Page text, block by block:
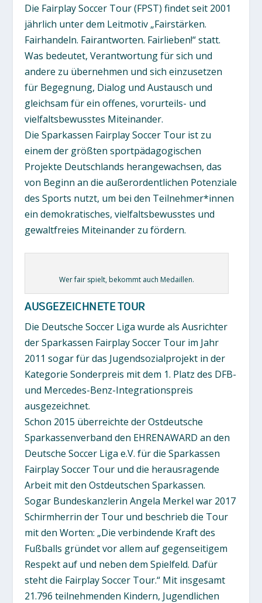
Die Fairplay Soccer Tour (FPST) findet seit 2001
jährlich unter dem Leitmotiv „Fairstärken.
Fairhandeln. Fairantworten. Fairlieben!“ statt.
Was bedeutet, Verantwortung für sich und
andere zu übernehmen und sich einzusetzen
für Begegnung, Dialog und Austausch und
gleichsam für ein offenes, vorurteils- und
vielfaltsbewusstes Miteinander.
Die Sparkassen Fairplay Soccer Tour ist zu
einem der größten sportpädagogischen
Projekte Deutschlands herangewachsen, das
von Beginn an die außerordentlichen Potenziale
des Sports nutzt, um bei den Teilnehmer*innen
ein demokratisches, vielfaltsbewusstes und
gewaltfreies Miteinander zu fördern.
Wer fair spielt, bekommt auch Medaillen.
AUSGEZEICHNETE TOUR
Die Deutsche Soccer Liga wurde als Ausrichter
der Sparkassen Fairplay Soccer Tour im Jahr
2011 sogar für das Jugendsozialprojekt in der
Kategorie Sonderpreis mit dem 1. Platz des DFB-
und Mercedes-Benz-Integrationspreis
ausgezeichnet.
Schon 2015 überreichte der Ostdeutsche
Sparkassenverband den EHRENAWARD an den
Deutsche Soccer Liga e.V. für die Sparkassen
Fairplay Soccer Tour und die herausragende
Arbeit mit den Ostdeutschen Sparkassen.
Sogar Bundeskanzlerin Angela Merkel war 2017
Schirmherrin der Tour und beschrieb die Tour
mit den Worten: „Die verbindende Kraft des
Fußballs gründet vor allem auf gegenseitigem
Respekt auf und neben dem Spielfeld. Dafür
steht die Fairplay Soccer Tour.“ Mit insgesamt
21.796 teilnehmenden Kindern, Jugendlichen